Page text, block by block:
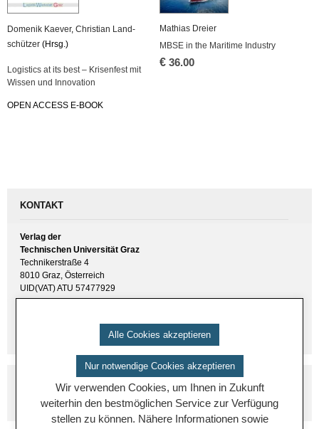
Do­me­nik Kae­ver, Chris­ti­an Land­
schüt­zer (Hrsg.)
Lo­gis­tics at its best – Kri­sen­fest mit
Wis­sen und In­no­va­ti­on
OPEN AC­CESS E-BOOK
Ma­thi­as Drei­er
MBSE in the Ma­ri­ti­me In­dus­try
€ 36.00
KONTAKT
Verlag der
Technischen Universität Graz
Technikerstraße 4
8010 Graz, Österreich
UID(VAT) ATU 57477929
Alle Cookies akzeptieren
Nur notwendige Cookies akzeptieren
Wir verwenden Cookies, um Ihnen in Zukunft
weiterhin den bestmöglichen Service zur Verfügung
stellen zu können. Nähere Informationen sowie